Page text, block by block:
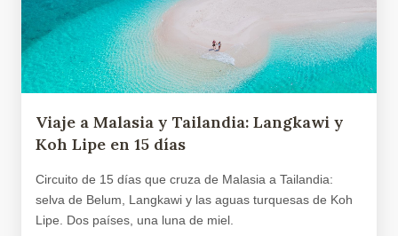
Viaje a Malasia y Tailandia: Langkawi y
Koh Lipe en 15 días
Circuito de 15 días que cruza de Malasia a Tailandia:
selva de Belum, Langkawi y las aguas turquesas de Koh
Lipe. Dos países, una luna de miel.